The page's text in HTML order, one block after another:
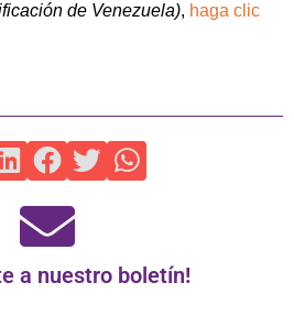
de Venezuela), haga clic
a nuestro boletín!